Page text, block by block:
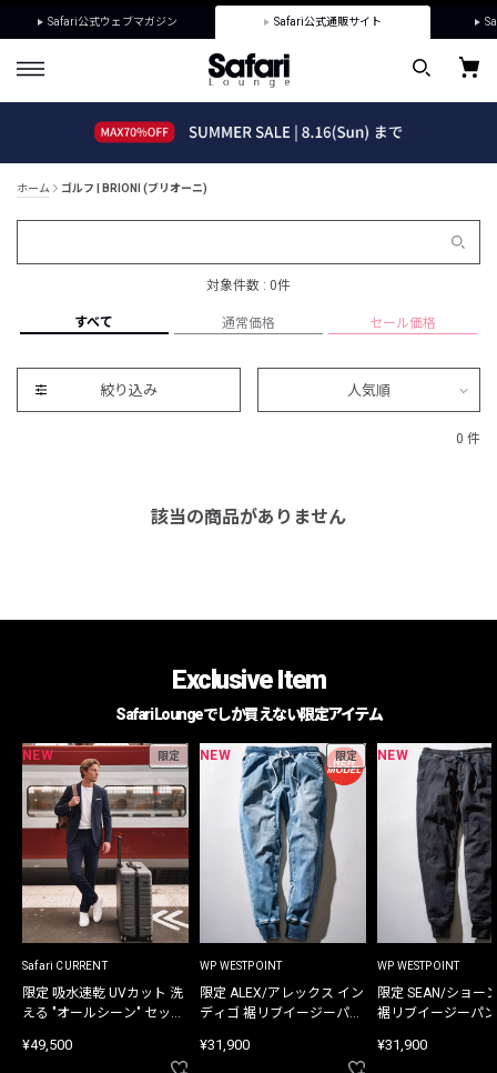
Safari公式ウェブマガジン Safari公式通販サイト
ホーム ゴルフ | BRIONI (ブリオーニ)
対象件数 : 0件
すべて 通常価格 セール価格
絞り込み 人気順
0 件
該当の商品がありません
Exclusive Item
Safari Loungeでしか買えない限定アイテム
NEW 限定
Safari CURRENT
限定 吸水速乾 UVカット 洗
える "オールシーン" セット
¥49,500
NEW 限定
WP WESTPOINT
限定 ALEX/アレックス イン
ディゴ 裾リブイージーパン
¥31,900
NEW
WP WESTPOINT
限定 SEAN/ショー
裾リブイージーパ
¥31,900